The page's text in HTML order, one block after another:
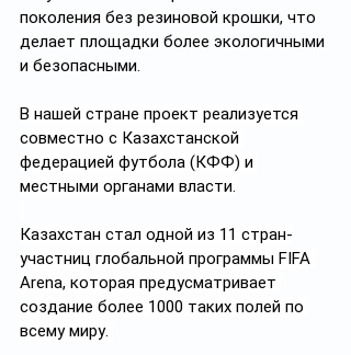
поколения без резиновой крошки, что
делает площадки более экологичными
и безопасными.
В нашей стране проект реализуется
совместно с Казахстанской
федерацией футбола (КФФ) и
местными органами власти.
Казахстан стал одной из 11 стран-
участниц глобальной программы FIFA
Arena, которая предусматривает
создание более 1000 таких полей по
всему миру.